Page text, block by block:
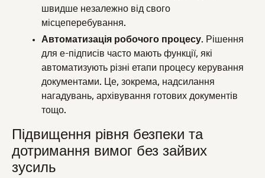
швидше незалежно від свого
місцеперебування.
Автоматизація робочого процесу. Рішення
для е-підписів часто мають функції, які
автоматизують різні етапи процесу керування
документами. Це, зокрема, надсилання
нагадувань, архівування готових документів
тощо.
Підвищення рівня безпеки та
дотримання вимог без зайвих
зусиль